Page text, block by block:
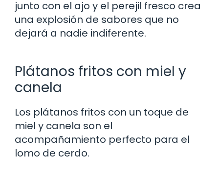
junto con el ajo y el perejil fresco crea
una explosión de sabores que no
dejará a nadie indiferente.
Plátanos fritos con miel y
canela
Los plátanos fritos con un toque de
miel y canela son el
acompañamiento perfecto para el
lomo de cerdo.